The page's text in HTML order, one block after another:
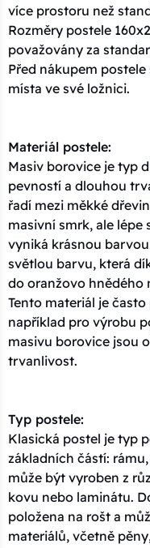
více prostoru než
Rozměry postele
považovány za
Před nákupem
místa ve své ložnici.
Materiál postele:
Masiv borovice je typ
pevností a dlouhou
řadí mezi měkké
masivní smrk, ale
vyniká krásnou
světlou barvu, která
do oranžovo hnědého
Tento materiál je
například pro výrobu
masivu borovice jsou
trvanlivost.
Typ postele:
Klasická postel je typ
základních částí:
může být vyroben z
kovu nebo laminátu.
položena na rošt a
materiálů, včetně